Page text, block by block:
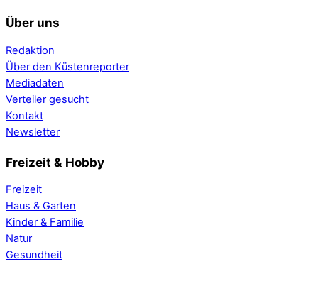
Über uns
Redaktion
Über den Küstenreporter
Mediadaten
Verteiler gesucht
Kontakt
Newsletter
Freizeit & Hobby
Freizeit
Haus & Garten
Kinder & Familie
Natur
Gesundheit